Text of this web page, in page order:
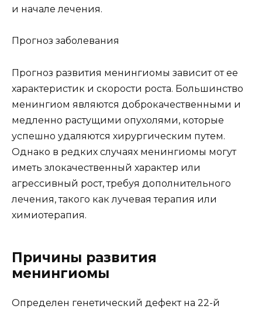
и начале лечения.
Прогноз заболевания
Прогноз развития менингиомы зависит от ее
характеристик и скорости роста. Большинство
менингиом являются доброкачественными и
медленно растущими опухолями, которые
успешно удаляются хирургическим путем.
Однако в редких случаях менингиомы могут
иметь злокачественный характер или
агрессивный рост, требуя дополнительного
лечения, такого как лучевая терапия или
химиотерапия.
Причины развития
менингиомы
Определен генетический дефект на 22-й